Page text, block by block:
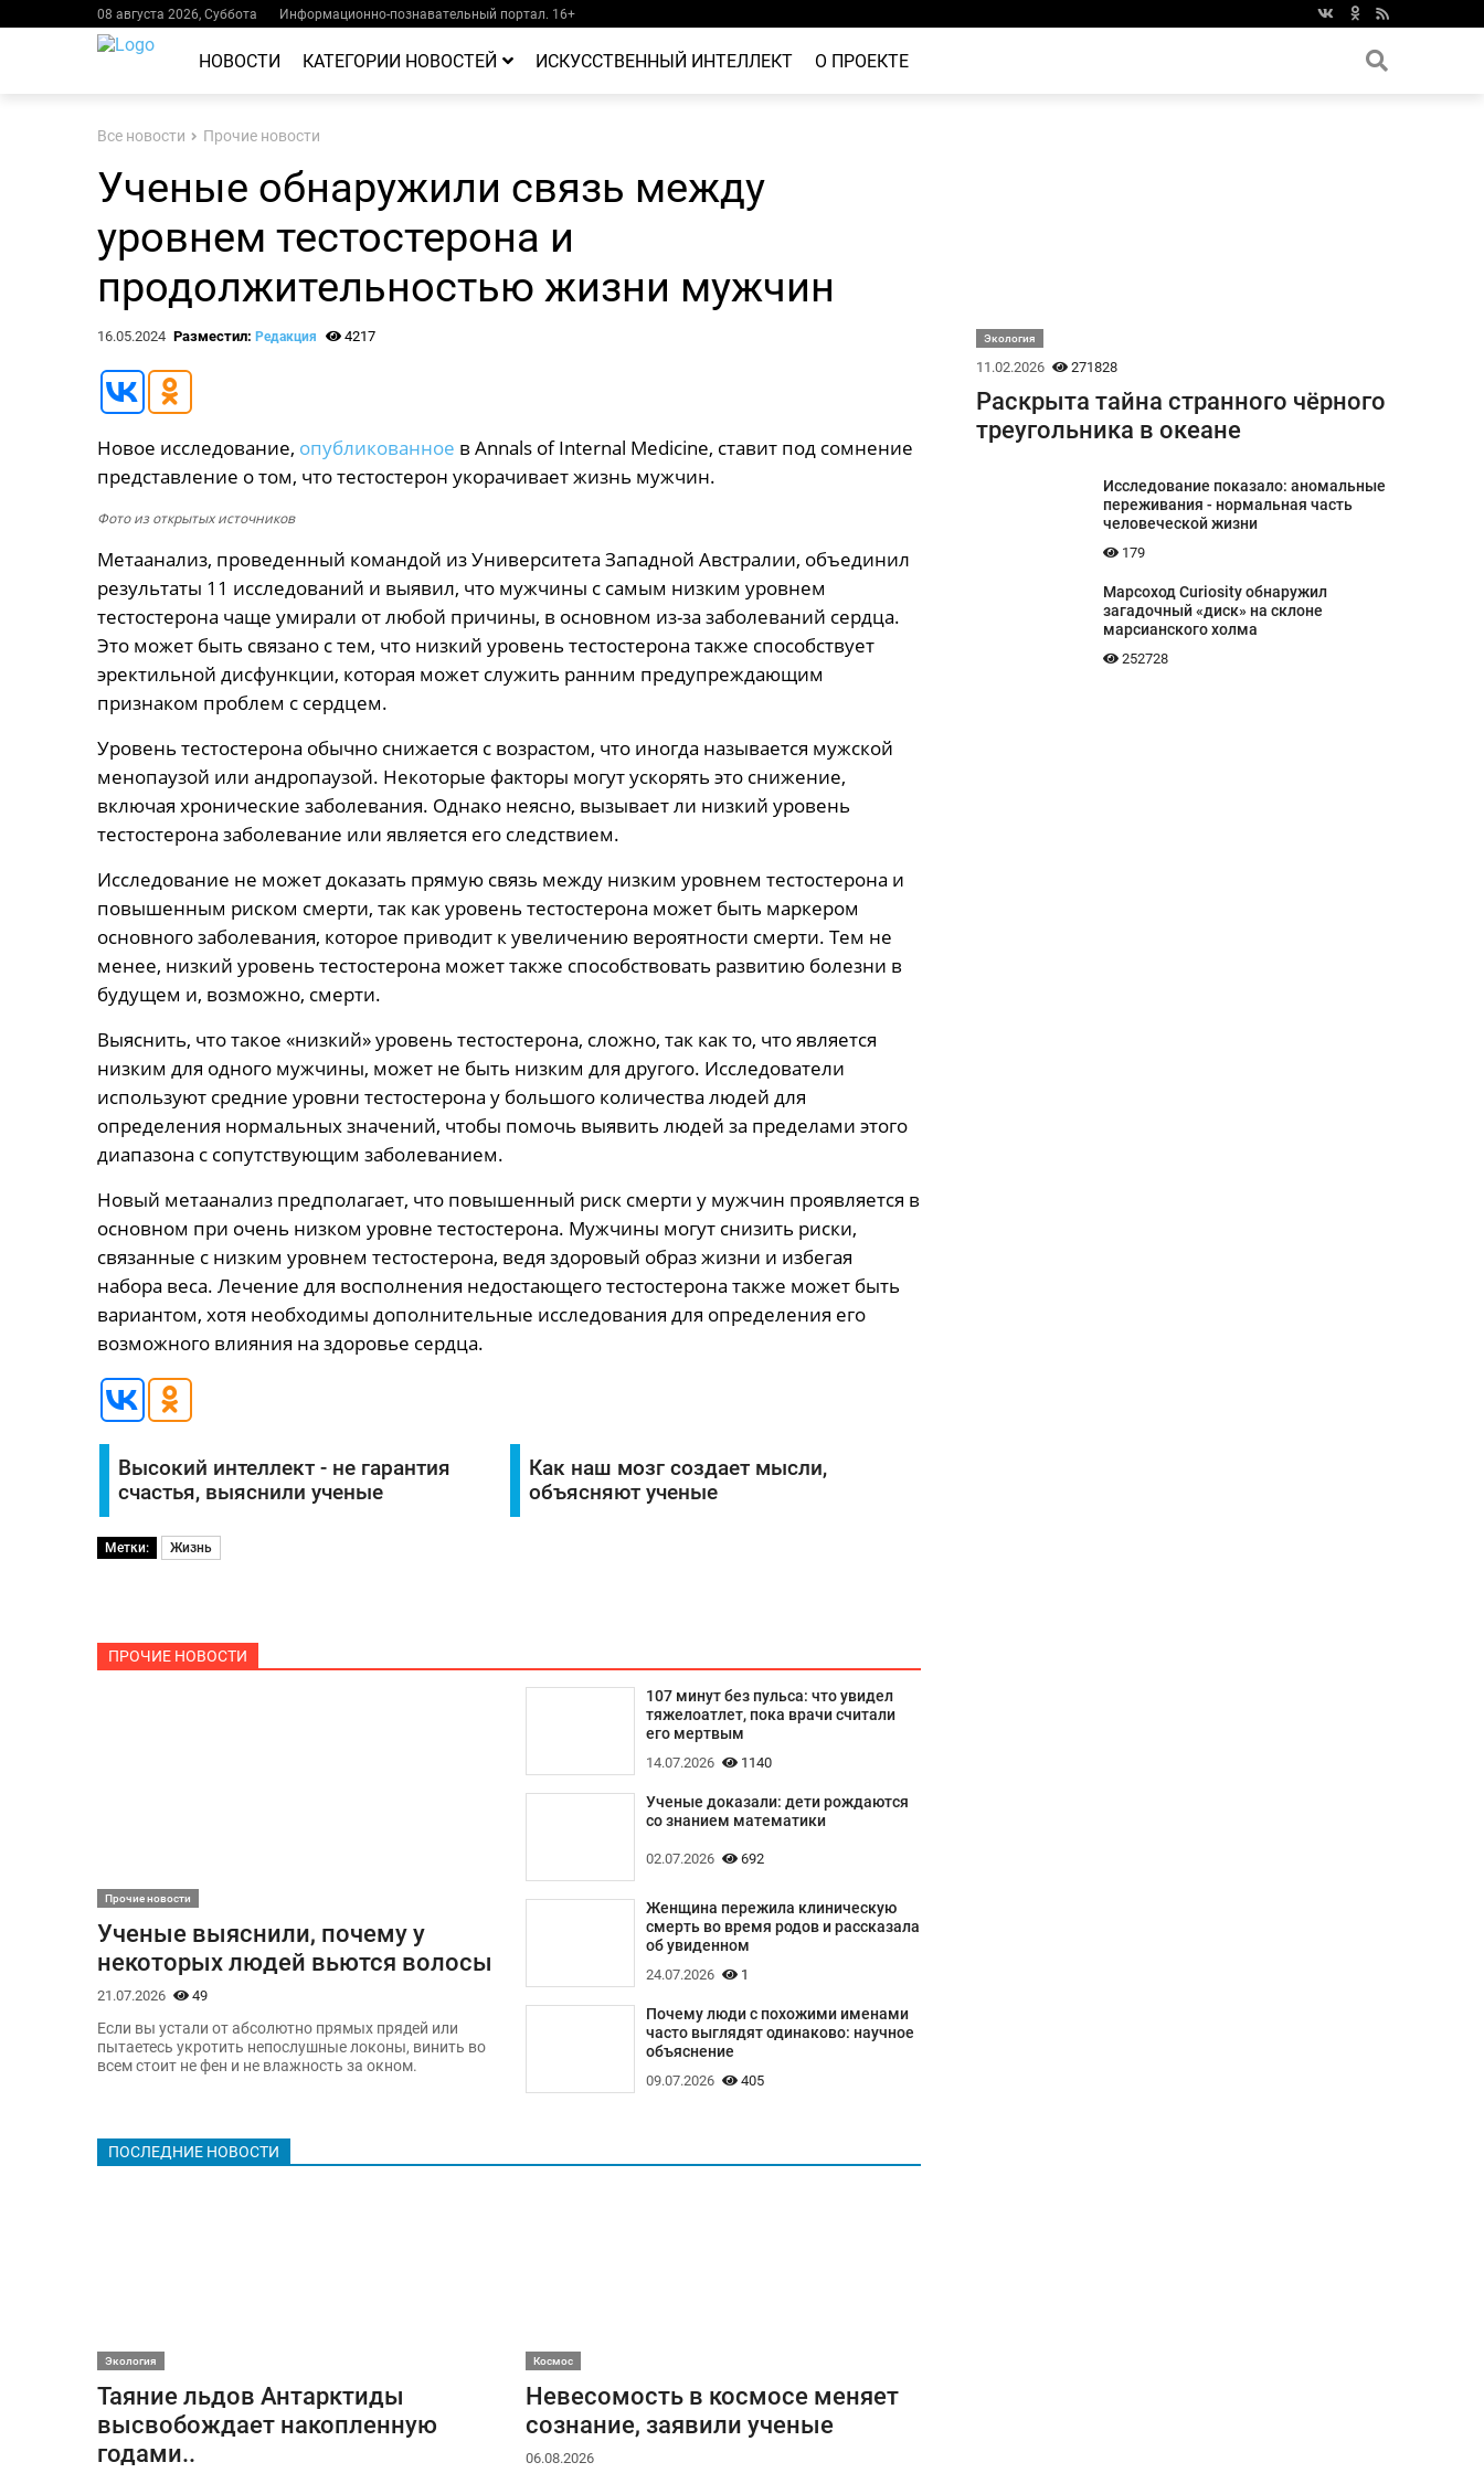
08 августа 2026, Суббота Информационно-познавательный портал. 16+
НОВОСТИ КАТЕГОРИИ НОВОСТЕЙ ИСКУССТВЕННЫЙ ИНТЕЛЛЕКТ О ПРОЕКТЕ
Все новости Прочие новости
Ученые обнаружили связь между
уровнем тестостерона и
продолжительностью жизни мужчин
16.05.2024 Разместил: Редакция 4217
Новое исследование, опубликованное в Annals of Internal Medicine, ставит под сомнение
представление о том, что тестостерон укорачивает жизнь мужчин.
Фото из открытых источников
Метаанализ, проведенный командой из Университета Западной Австралии, объединил
результаты 11 исследований и выявил, что мужчины с самым низким уровнем
тестостерона чаще умирали от любой причины, в основном из-за заболеваний сердца.
Это может быть связано с тем, что низкий уровень тестостерона также способствует
эректильной дисфункции, которая может служить ранним предупреждающим
признаком проблем с сердцем.
Уровень тестостерона обычно снижается с возрастом, что иногда называется мужской
менопаузой или андропаузой. Некоторые факторы могут ускорять это снижение,
включая хронические заболевания. Однако неясно, вызывает ли низкий уровень
тестостерона заболевание или является его следствием.
Исследование не может доказать прямую связь между низким уровнем тестостерона и
повышенным риском смерти, так как уровень тестостерона может быть маркером
основного заболевания, которое приводит к увеличению вероятности смерти. Тем не
менее, низкий уровень тестостерона может также способствовать развитию болезни в
будущем и, возможно, смерти.
Выяснить, что такое «низкий» уровень тестостерона, сложно, так как то, что является
низким для одного мужчины, может не быть низким для другого. Исследователи
используют средние уровни тестостерона у большого количества людей для
определения нормальных значений, чтобы помочь выявить людей за пределами этого
диапазона с сопутствующим заболеванием.
Новый метаанализ предполагает, что повышенный риск смерти у мужчин проявляется в
основном при очень низком уровне тестостерона. Мужчины могут снизить риски,
связанные с низким уровнем тестостерона, ведя здоровый образ жизни и избегая
набора веса. Лечение для восполнения недостающего тестостерона также может быть
вариантом, хотя необходимы дополнительные исследования для определения его
возможного влияния на здоровье сердца.
Высокий интеллект - не гарантия
счастья, выяснили ученые
Как наш мозг создает мысли,
объясняют ученые
Метки: Жизнь
ПРОЧИЕ НОВОСТИ
Прочие новости
Ученые выяснили, почему у
некоторых людей вьются волосы
21.07.2026 49
Если вы устали от абсолютно прямых прядей или
пытаетесь укротить непослушные локоны, винить во
всем стоит не фен и не влажность за окном.
107 минут без пульса: что увидел
тяжелоатлет, пока врачи считали
его мертвым
14.07.2026 1140
Ученые доказали: дети рождаются
со знанием математики
02.07.2026 692
Женщина пережила клиническую
смерть во время родов и рассказала
об увиденном
24.07.2026 1
Почему люди с похожими именами
часто выглядят одинаково: научное
объяснение
09.07.2026 405
ПОСЛЕДНИЕ НОВОСТИ
Экология
Таяние льдов Антарктиды
высвобождает накопленную
годами..
Космос
Невесомость в космосе меняет
сознание, заявили ученые
06.08.2026
Экология
11.02.2026 271828
Раскрыта тайна странного чёрного
треугольника в океане
Исследование показало: аномальные
переживания - нормальная часть
человеческой жизни
179
Марсоход Curiosity обнаружил
загадочный «диск» на склоне
марсианского холма
252728